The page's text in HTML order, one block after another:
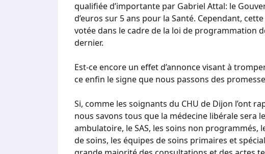
qualifiée d’importante par Gabriel Attal: le
d’euros sur 5 ans pour la Santé. Cependant,
votée dans le cadre de la loi de programmation
dernier.
Est-ce encore un effet d’annonce visant à
ce enfin le signe que nous passons des
Si, comme les soignants du CHU de Dijon l’ont
nous savons tous que la médecine libérale sera
ambulatoire, le SAS, les soins non programmés,
de soins, les équipes de soins primaires et